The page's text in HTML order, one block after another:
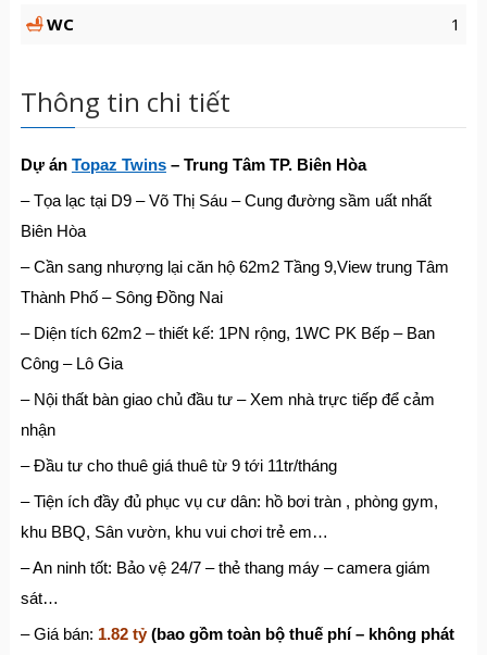
WC
1
Thông tin chi tiết
Dự án Topaz Twins– Trung Tâm TP. Biên Hòa
– Tọa lạc tại D9 – Võ Thị Sáu – Cung đường sầm uất nhất
Biên Hòa
– Cần sang nhượng lại căn hộ 62m2 Tầng 9,View trung Tâm
Thành Phố – Sông Đồng Nai
– Diện tích 62m2 – thiết kế: 1PN rộng, 1WC PK Bếp – Ban
Công – Lô Gia
– Nội thất bàn giao chủ đầu tư – Xem nhà trực tiếp để cảm
nhận
– Đầu tư cho thuê giá thuê từ 9 tới 11tr/tháng
– Tiện ích đầy đủ phục vụ cư dân: hồ bơi tràn , phòng gym,
khu BBQ, Sân vườn, khu vui chơi trẻ em…
– An ninh tốt: Bảo vệ 24/7 – thẻ thang máy – camera giám
sát…
– Giá bán: 1.82 tỷ (bao gồm toàn bộ thuế phí – không phát